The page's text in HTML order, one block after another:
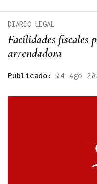
Facilidades fiscales
arrendadora
DIARIO LEGAL
Publicado: 04 Ago